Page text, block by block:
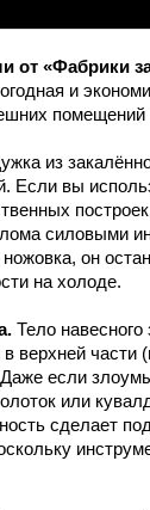
от «Фабрики
и
из
Если вы
силовыми
он
на холоде.
Тело
верхней части
если
или
сделает